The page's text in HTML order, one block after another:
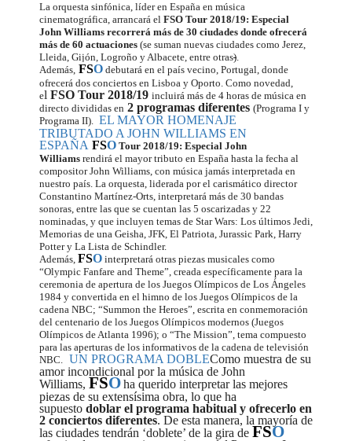
La orquesta sinfónica, líder en España en música
cinematográfica, arrancará el FSO Tour 2018/19: Especial
John Williams recorrerá más de 30 ciudades donde ofrecerá
más de 60 actuaciones (se suman nuevas ciudades como Jerez,
Lleida, Gijón, Logroño y Albacete, entre otras).
Además, FSO debutará en el país vecino, Portugal, donde
ofrecerá dos conciertos en Lisboa y Oporto. Como novedad,
el FSO Tour 2018/19 incluirá más de 4 horas de música en
directo divididas en 2 programas diferentes (Programa I y
Programa II). EL MAYOR HOMENAJE
TRIBUTADO A JOHN WILLIAMS EN
ESPAÑA FSO Tour 2018/19: Especial John
Williams rendirá el mayor tributo en España hasta la fecha al
compositor John Williams, con música jamás interpretada en
nuestro país. La orquesta, liderada por el carismático director
Constantino Martínez-Orts, interpretará más de 30 bandas
sonoras, entre las que se cuentan las 5 oscarizadas y 22
nominadas, y que incluyen temas de Star Wars: Los últimos Jedi,
Memorias de una Geisha, JFK, El Patriota, Jurassic Park, Harry
Potter y La Lista de Schindler.
Además, FSO interpretará otras piezas musicales como
“Olympic Fanfare and Theme”, creada específicamente para la
ceremonia de apertura de los Juegos Olímpicos de Los Ángeles
1984 y convertida en el himno de los Juegos Olímpicos de la
cadena NBC; “Summon the Heroes”, escrita en conmemoración
del centenario de los Juegos Olímpicos modernos (Juegos
Olímpicos de Atlanta 1996); o “The Mission”, tema compuesto
para las aperturas de los informativos de la cadena de televisión
NBC. UN PROGRAMA DOBLEComo muestra de su
amor incondicional por la música de John
Williams, FSOha querido interpretar las mejores
piezas de su extensísima obra, lo que ha
supuesto doblar el programa habitual y ofrecerlo en
2 conciertos diferentes. De esta manera, la mayoría de
las ciudades tendrán ‘doblete’ de la gira de FSO